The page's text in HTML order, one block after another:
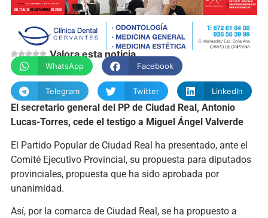
Valora esta noticia
WhatsApp Facebook
Telegram Twitter LinkedIn
El secretario general del PP de Ciudad Real, Antonio
Lucas-Torres, cede el testigo a Miguel Ángel Valverde
El Partido Popular de Ciudad Real ha presentado, ante el
Comité Ejecutivo Provincial, su propuesta para diputados
provinciales, propuesta que ha sido aprobada por
unanimidad.
Así, por la comarca de Ciudad Real, se ha propuesto a